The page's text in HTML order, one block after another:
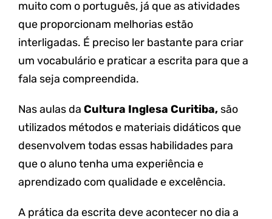
muito com o português, já que as atividades
que proporcionam melhorias estão
interligadas. É preciso ler bastante para criar
um vocabulário e praticar a escrita para que a
fala seja compreendida.
Nas aulas da Cultura Inglesa Curitiba, são
utilizados métodos e materiais didáticos que
desenvolvem todas essas habilidades para
que o aluno tenha uma experiência e
aprendizado com qualidade e excelência.
A prática da escrita deve acontecer no dia a